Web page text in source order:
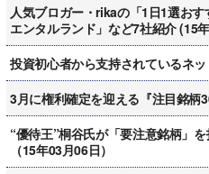
人気ブロガー・rikaの「1日1選お
エンタルランド」など7社紹介 (15
投資初心者から支持されているネ
3月に権利確定を迎える『注目銘柄
“優待王”桐谷氏が「要注意銘柄」
（15年03月06日）